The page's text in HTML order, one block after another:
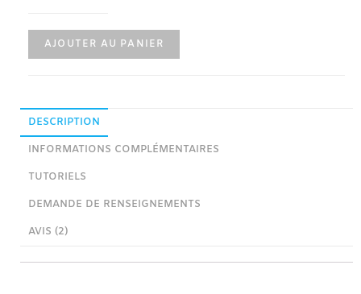
AJOUTER AU PANIER
DESCRIPTION
INFORMATIONS COMPLÉMENTAIRES
TUTORIELS
DEMANDE DE RENSEIGNEMENTS
AVIS (2)